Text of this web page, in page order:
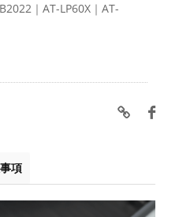
｜AT-LP60X｜AT-
項